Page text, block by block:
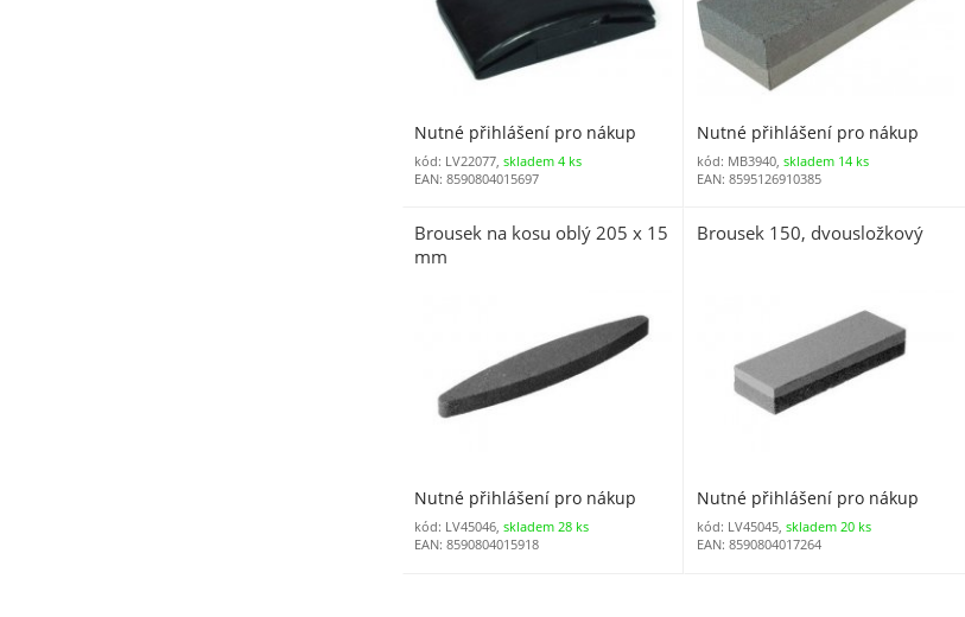
Nutné přihlášení pro nákup
kód: LV22077,skladem 4 ks
EAN: 8590804015697
Nutné přihlášení pro nákup
kód: MB3940, skladem 14 ks
EAN: 8595126910385
Brousek na kosu oblý 205 x 15
mm
Nutné přihlášení pro nákup
kód: LV45046,skladem 28 ks
EAN: 8590804015918
Brousek 150, dvousložkový
Nutné přihlášení pro nákup
kód: LV45045, skladem 20 ks
EAN: 8590804017264